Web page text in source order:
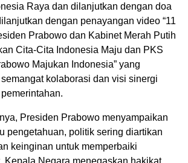
Raya dan dilanjutkan dengan doa
dengan penayangan video “11
Prabowo dan Kabinet Merah Putih
Cita-Cita Indonesia Maju dan PKS
Majukan Indonesia” yang
kolaborasi dan visi sinergi
Presiden Prabowo menyampaikan
pengetahuan, politik sering diartikan
keinginan untuk memperbaiki
Kepala Negara menegaskan hakikat